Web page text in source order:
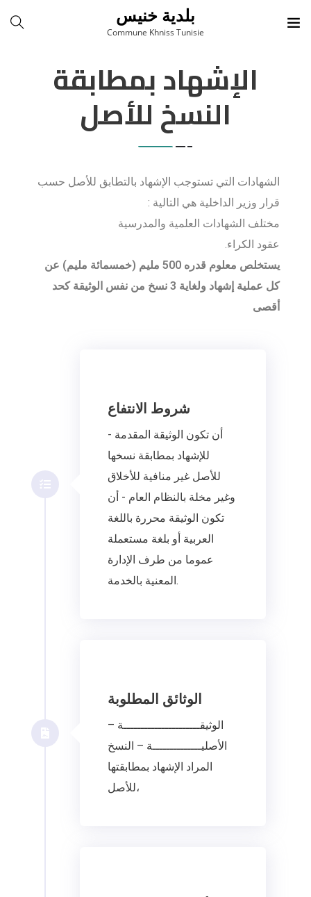
بلدية خنيس
Commune Khniss Tunisie
الإشهاد بمطابقة
النسخ للأصل
الشهادات التي تستوجب الإشهاد بالتطابق للأصل حسب
قرار وزير الداخلية هي التالية :
مختلف الشهادات العلمية والمدرسية
عقود الكراء.
يستخلص معلوم قدره 500 مليم (خمسمائة مليم) عن
كل عملية إشهاد ولغاية 3 نسخ من نفس الوثيقة كحد
أقصى
شروط الانتفاع
- أن تكون الوثيقة المقدمة
للإشهاد بمطابقة نسخها
للأصل غير منافية للأخلاق
وغير مخلة بالنظام العام - أن
تكون الوثيقة محررة باللغة
العربية أو بلغة مستعملة
عموما من طرف الإدارة
المعنية بالخدمة.
الوثائق المطلوبة
– الوثيقــــــــــــــــــــــة
الأصليــــــــــــــة – النسخ
المراد الإشهاد بمطابقتها
للأصل،